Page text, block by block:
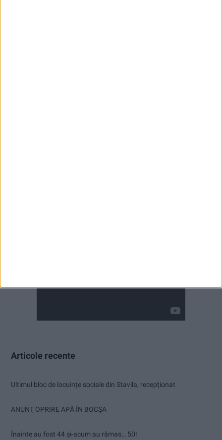
Articole recente
Ultimul bloc de locuințe sociale din Stavila, recepționat
ANUNŢ OPRIRE APĂ ÎN BOCȘA
Înainte au fost 44 și-acum au rămas… 50!